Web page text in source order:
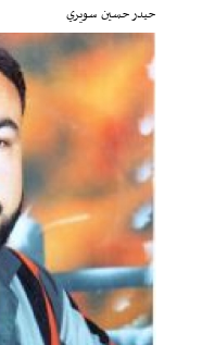
حيدر حسين سويري